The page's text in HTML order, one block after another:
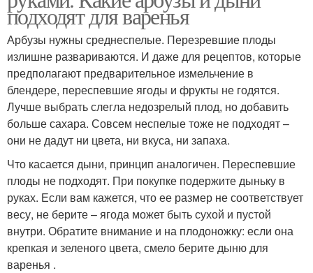
подходят для варенья
Арбузы нужны среднеспелые. Перезревшие плоды
излишне развариваются. И даже для рецептов, которые
предполагают предварительное измельчение в
блендере, переспевшие ягоды и фрукты не годятся.
Лучше выбрать слегла недозрелый плод, но добавить
больше сахара. Совсем неспелые тоже не подходят –
они не дадут ни цвета, ни вкуса, ни запаха.
Что касается дыни, принцип аналогичен. Переспевшие
плоды не подходят. При покупке подержите дыньку в
руках. Если вам кажется, что ее размер не соответствует
весу, не берите – ягода может быть сухой и пустой
внутри. Обратите внимание и на плодоножку: если она
крепкая и зеленого цвета, смело берите дыню для
варенья .